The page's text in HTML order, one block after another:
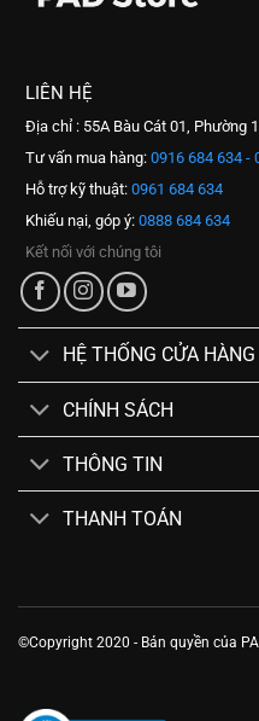
LIÊN HỆ
Địa chỉ : 55A Bàu Cát 01, Phường
Tư vấn mua hàng: 0916 684 634 -
Hỗ trợ kỹ thuật: 0961 684 634
Khiếu nại, góp ý: 0888 684 634
Kết nối với chúng tôi
HỆ THỐNG CỬA HÀNG
CHÍNH SÁCH
THÔNG TIN
THANH TOÁN
©Copyright 2020 - Bản quyền của